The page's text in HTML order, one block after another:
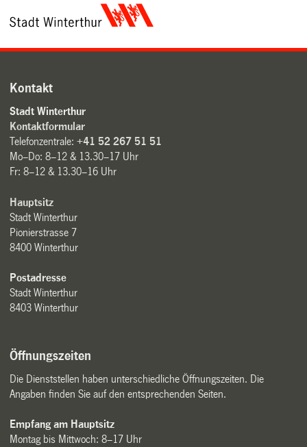
Kontakt
Stadt Winterthur
Kontaktformular
Telefonzentrale:+41 52 267 51 51
Mo–Do: 8–12 & 13.30–17 Uhr
Fr: 8–12 & 13.30–16 Uhr
Hauptsitz
Stadt Winterthur
Pionierstrasse 7
8400 Winterthur
Postadresse
Stadt Winterthur
8403 Winterthur
Öffnungszeiten
Die Dienststellen haben unterschiedliche Öffnungszeiten. Die
Angaben finden Sie auf den entsprechenden Seiten.
Empfang am Hauptsitz
Montag bis Mittwoch: 8–17 Uhr